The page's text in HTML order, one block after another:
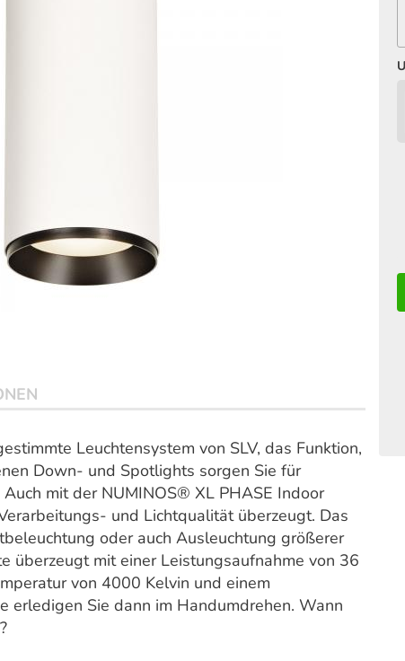
Leuchtensystem von SLV, das Funktion,
Down- und Spotlights sorgen Sie für
mit der NUMINOS® XL PHASE Indoor
und Lichtqualität überzeugt. Das
oder auch Ausleuchtung größerer
überzeugt mit einer Leistungsaufnahme von 36
von 4000 Kelvin und einem
erledigen Sie dann im Handumdrehen. Wann